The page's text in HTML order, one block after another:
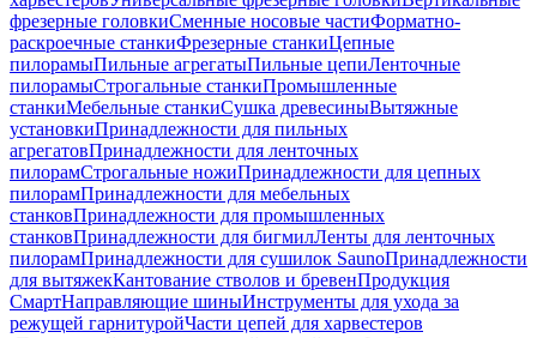
фрезерные головкиСменные носовые частиФорматно-
раскроечные станкиФрезерные станкиЦепные
пилорамыПильные агрегатыПильные цепиЛенточные
пилорамыСтрогальные станкиПромышленные
станкиМебельные станкиСушка древесиныВытяжные
установкиПринадлежности для пильных
агрегатовПринадлежности для ленточных
пилорамСтрогальные ножиПринадлежности для цепных
пилорамПринадлежности для мебельных
станковПринадлежности для промышленных
станковПринадлежности для бигмилЛенты для ленточных
пилорамПринадлежности для сушилок SaunoПринадлежности
для вытяжекКантование стволов и бревенПродукция
СмартНаправляющие шиныИнструменты для ухода за
режущей гарнитуройЧасти цепей для харвестеров